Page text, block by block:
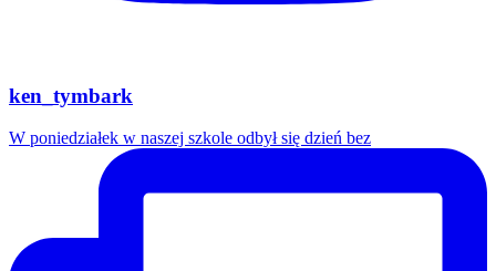
ken_tymbark
W poniedziałek w naszej szkole odbył się dzień bez